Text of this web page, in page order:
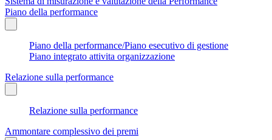
Piano della performance
Piano della performance/Piano esecutivo di gestione
Piano integrato attivita organizzazione
Relazione sulla performance
Relazione sulla performance
Ammontare complessivo dei premi